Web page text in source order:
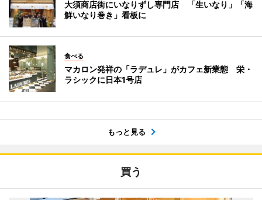
大須商店街にいなりずし専門店 「生いなり」「海
鮮いなり巻き」看板に
食べる
マカロン発祥の「ラデュレ」がカフェ新業態 栄・
ラシックに日本1号店
もっと見る
買う